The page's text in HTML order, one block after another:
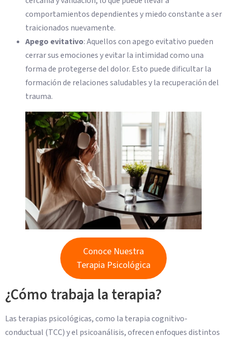
comportamientos dependientes y miedo constante a ser
traicionados nuevamente.
Apego evitativo: Aquellos con apego evitativo pueden
cerrar sus emociones y evitar la intimidad como una
forma de protegerse del dolor. Esto puede dificultar la
formación de relaciones saludables y la recuperación del
trauma.
Conoce Nuestra
Terapia Psicológica
¿Cómo trabaja la terapia?
Las terapias psicológicas, como la terapia cognitivo-
conductual (TCC) y el psicoanálisis, ofrecen enfoques distintos